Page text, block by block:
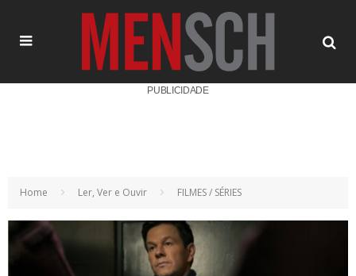
PUBLICIDADE
Home Ler, Ver e Ouvir FILMES / SÉRIES